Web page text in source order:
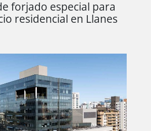
forjado especial para
residencial en Llanes